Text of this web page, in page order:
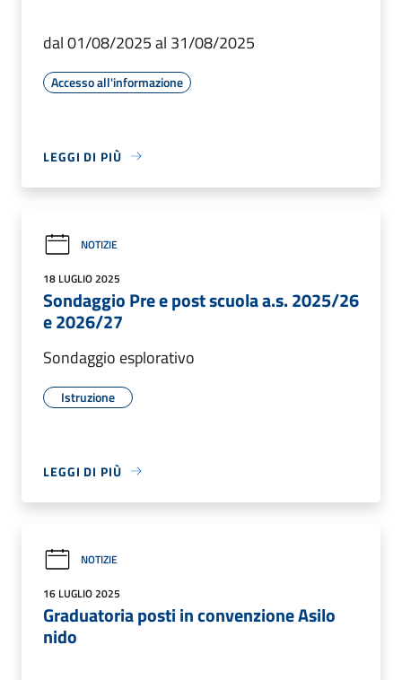
dal 01/08/2025 al 31/08/2025
Accesso all'informazione
LEGGI DI PIÙ
NOTIZIE
18 LUGLIO 2025
Sondaggio Pre e post scuola a.s. 2025/26
e 2026/27
Sondaggio esplorativo
Istruzione
LEGGI DI PIÙ
NOTIZIE
16 LUGLIO 2025
Graduatoria posti in convenzione Asilo
nido